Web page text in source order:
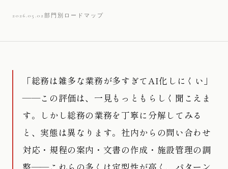
2026.05.02部門別ロードマップ
「総務は雑多な業務が多すぎてAI化しにくい」
——この評価は、一見もっともらしく聞こえま
す。しかし総務の業務を丁寧に分解してみる
と、実態は異なります。社内からの問い合わせ
対応・規程の案内・文書の作成・施設管理の調